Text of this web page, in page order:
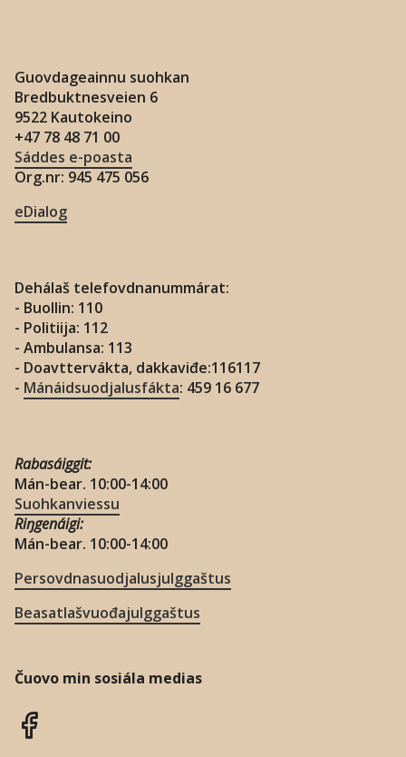
Guovdageainnu suohkan
Bredbuktnesveien 6
9522 Kautokeino
+47 78 48 71 00
Sáddes e-poasta
Org.nr: 945 475 056
eDialog
Dehálaš telefovdnanummárat:
- Buollin: 110
- Politiija: 112
- Ambulansa: 113
- Doavttervákta, dakkaviđe:116117
- Mánáidsuodjalusfákta: 459 16 677
Rabasáiggit:
Mán-bear. 10:00-14:00
Suohkanviessu
Riŋgenáigi:
Mán-bear. 10:00-14:00
Persovdnasuodjalusjulggaštus
Beasatlašvuođajulggaštus
Čuovo min sosiála medias